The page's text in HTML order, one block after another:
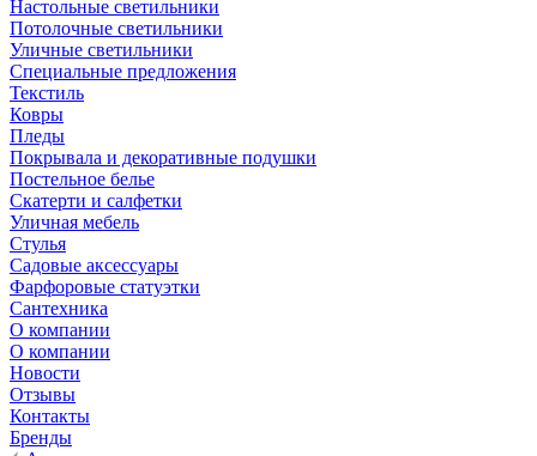
Настольные светильники
Потолочные светильники
Уличные светильники
Специальные предложения
Текстиль
Ковры
Пледы
Покрывала и декоративные подушки
Постельное белье
Скатерти и салфетки
Уличная мебель
Стулья
Садовые аксессуары
Фарфоровые статуэтки
Сантехника
О компании
О компании
Новости
Отзывы
Контакты
Бренды